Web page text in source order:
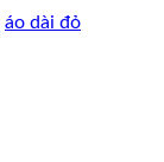
áo dài đỏ